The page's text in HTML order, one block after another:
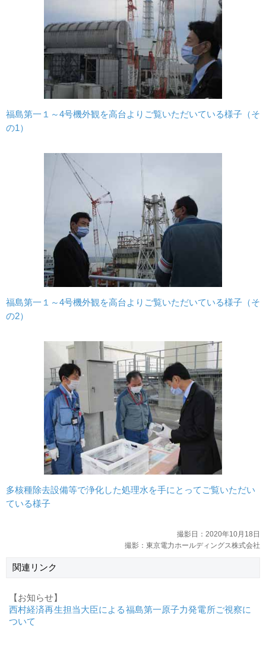
福島第一１～4号機外観を高台よりご覧いただいている様子（そ
の1）
福島第一１～4号機外観を高台よりご覧いただいている様子（そ
の2）
多核種除去設備等で浄化した処理水を手にとってご覧いただい
ている様子
撮影日：2020年10月18日
撮影：東京電力ホールディングス株式会社
関連リンク
【お知らせ】
西村経済再生担当大臣による福島第一原子力発電所ご視察に
ついて